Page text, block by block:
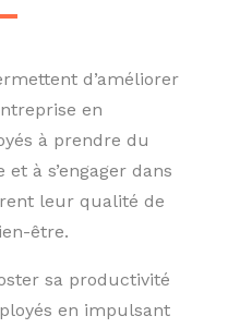
d’améliorer
en
à prendre du
à s’engager dans
leur qualité de
être.
sa productivité
en impulsant